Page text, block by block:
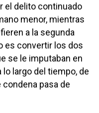
el delito continuado
menor, mientras
a la segunda
es convertir los dos
se le imputaban en
largo del tiempo, de
pasa de